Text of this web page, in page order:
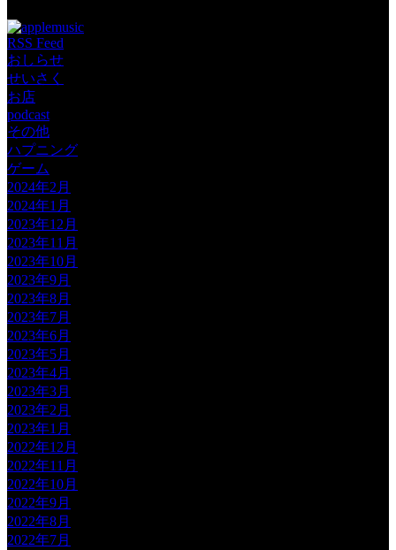
RSS Feed
おしらせ
せいさく
お店
podcast
その他
ハプニング
ゲーム
2024年2月
2024年1月
2023年12月
2023年11月
2023年10月
2023年9月
2023年8月
2023年7月
2023年6月
2023年5月
2023年4月
2023年3月
2023年2月
2023年1月
2022年12月
2022年11月
2022年10月
2022年9月
2022年8月
2022年7月